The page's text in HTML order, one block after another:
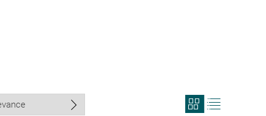
View
search